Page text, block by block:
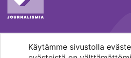
Käytämme sivustollaMENOHAKU